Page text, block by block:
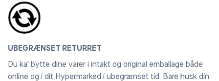
UBEGRÆNSET RETURRET
Du ka' bytte dine varer i intakt og original emballage både
online og i dit Hypermarked i ubegrænset tid. Bare husk din